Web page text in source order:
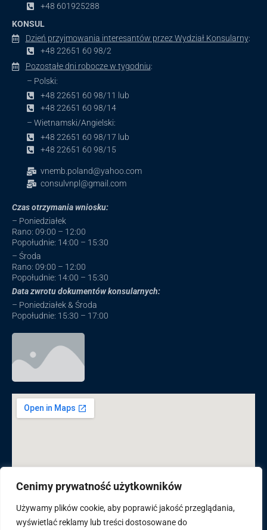
Cenimy prywatność użytkowników
Używamy plików cookie, aby poprawić jakość przeglądania,
wyświetlać reklamy lub treści dostosowane do
+48 601925288
KONSUL
Dzień przyjmowania interesantów przez Wydział Konsularny:
+48 22651 60 98/2
Pozostałe dni robocze w tygodniu:
– Polski:
+48 22651 60 98/11 lub
+48 22651 60 98/14
– Wietnamski/Angielski:
+48 22651 60 98/17 lub
+48 22651 60 98/15
vnemb.poland@yahoo.com
consulvnpl@gmail.com
Czas otrzymania wniosku:
– Poniedziałek
Rano: 09:00 – 12:00
Popołudnie: 14:00 – 15:30
– Środa
Rano: 09:00 – 12:00
Popołudnie: 14:00 – 15:30
Data zwrotu dokumentów konsularnych:
– Poniedziałek & Środa
Popołudnie: 15:30 – 17:00